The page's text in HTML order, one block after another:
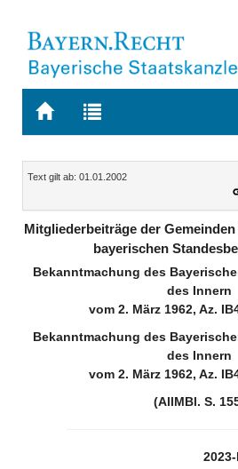
Zur
BAYERN.RECHT
Zur
letzten
Suche
Navigation
Inhalt
Text gilt ab: 01.01.2002
Mitgliederbeiträge der
bayerischen
Bekanntmachung des
des Innern
vom 2. März 1962, Az.
Bekanntmachung des
des Innern
vom 2. März 1962, Az.
(AllMBl. S.
2023-I